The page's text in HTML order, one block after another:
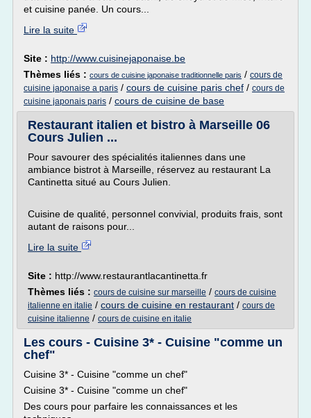
et cuisine panée. Un cours...
Lire la suite
Site : http://www.cuisinejaponaise.be
Thèmes liés : cours de cuisine japonaise traditionnelle paris / cours de
cuisine japonaise a paris / cours de cuisine paris chef / cours de
cuisine japonais paris / cours de cuisine de base
Restaurant italien et bistro à Marseille 06
Cours Julien ...
Pour savourer des spécialités italiennes dans une
ambiance bistrot à Marseille, réservez au restaurant La
Cantinetta situé au Cours Julien.
Cuisine de qualité, personnel convivial, produits frais, sont
autant de raisons pour...
Lire la suite
Site : http://www.restaurantlacantinetta.fr
Thèmes liés : cours de cuisine sur marseille / cours de cuisine
italienne en italie / cours de cuisine en restaurant / cours de
cuisine italienne / cours de cuisine en italie
Les cours - Cuisine 3* - Cuisine "comme un
chef"
Cuisine 3* - Cuisine "comme un chef"
Cuisine 3* - Cuisine "comme un chef"
Des cours pour parfaire les connaissances et les